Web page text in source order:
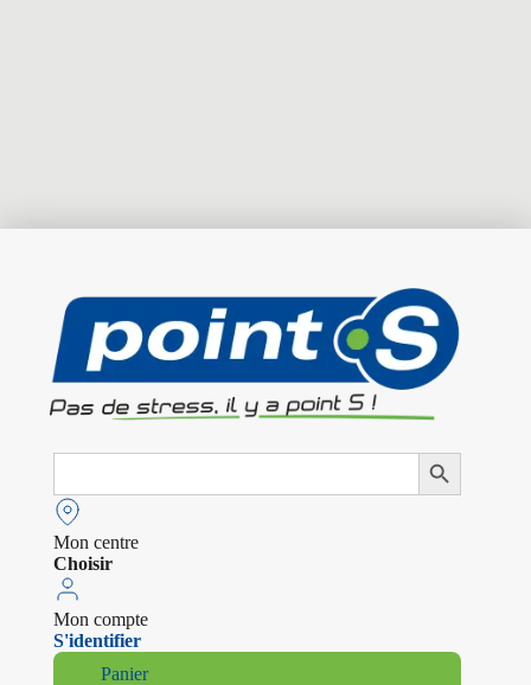
Search
Search Button
Mon centre
Choisir
Mon compte
S'identifier
Panier